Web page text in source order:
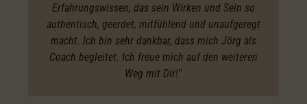
Erfahrungswissen, das sein Wirken und Sein so
authentisch, geerdet, mitfühlend und unaufgeregt
macht. Ich bin sehr dankbar, dass mich Jörg als
Coach begleitet. Ich freue mich auf den weiteren
Weg mit Dir!"